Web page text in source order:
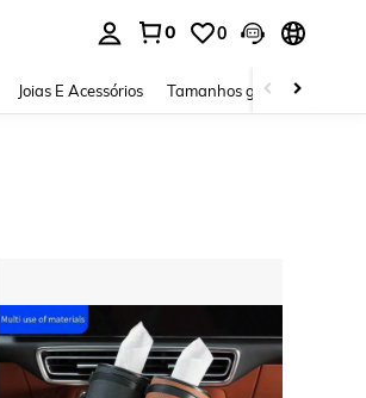
0 0
Joias E Acessórios Tamanhos grandes